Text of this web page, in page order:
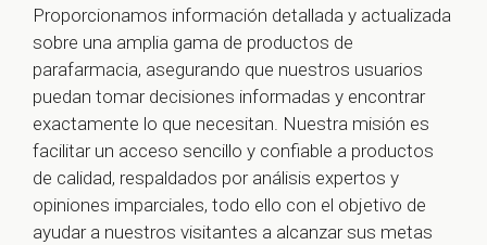
Proporcionamos información detallada y actualizada
sobre una amplia gama de productos de
parafarmacia, asegurando que nuestros usuarios
puedan tomar decisiones informadas y encontrar
exactamente lo que necesitan. Nuestra misión es
facilitar un acceso sencillo y confiable a productos
de calidad, respaldados por análisis expertos y
opiniones imparciales, todo ello con el objetivo de
ayudar a nuestros visitantes a alcanzar sus metas